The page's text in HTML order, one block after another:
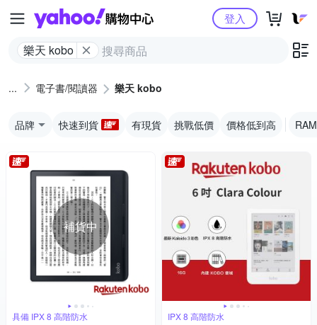
Yahoo購物中心
樂天 kobo
登入
電子書/閱讀器 樂天 kobo
品牌 快速到貨 有現貨 挑戰低價 價格低到高 RAM
補貨中
具備 IPX 8 高階防水 IPX 8 高階防水